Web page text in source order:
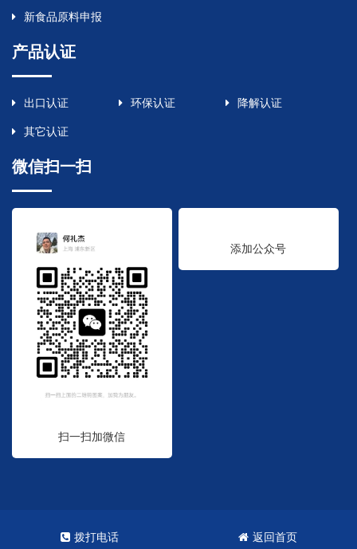
新食品原料申报
产品认证
出口认证 环保认证 降解认证
其它认证
微信扫一扫
扫一扫加微信
添加公众号
Copyright © 2023. 统标集团 沪ICP备2023001775号 网站XML地图
拨打电话 返回首页